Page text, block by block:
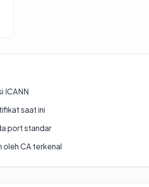
ICANN
saat ini
port standar
oleh CA terkenal